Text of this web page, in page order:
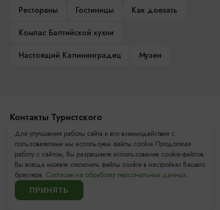
Рестораны
Гостиницы
Как доехать
Компас Балтийской кухни
Настоящий Калининградец
Музеи
Контакты Туристского
информационного центра
+7 (4012) 555-200
8 (800) 200-55-39
info@visit-kaliningrad.ru
Для улучшения работы сайта и его взаимодействия с
пользователями мы используем файлы cookie. Продолжая
работу с сайтом, Вы разрешаете использование cookie-файлов.
Вы всегда можете отключить файлы cookie в настройках Вашего
браузера. Согласие на обработку персональных данных.
ПРИНЯТЬ